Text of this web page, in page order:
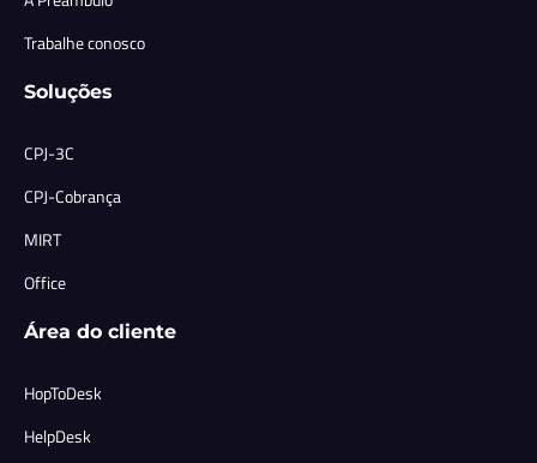
Trabalhe conosco
Soluções
CPJ-3C
CPJ-Cobrança
MIRT
Office
Área do cliente
HopToDesk
HelpDesk